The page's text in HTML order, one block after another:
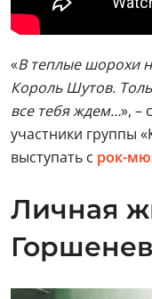
«В теплые шорохи
Король Шутов.
все тебя ждем…», –
участники группы
выступать с рок-
Личная